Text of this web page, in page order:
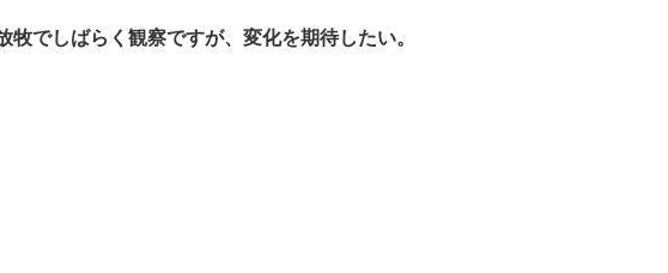
でしばらく観察ですが、変化を期待したい。